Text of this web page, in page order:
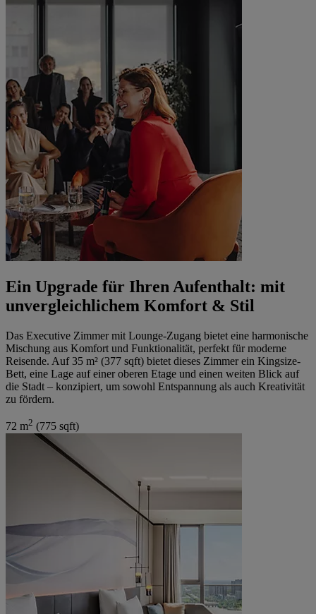
Ein Upgrade für Ihren Aufenthalt: mit
unvergleichlichem Komfort & Stil
Das Executive Zimmer mit Lounge-Zugang bietet eine harmonische
Mischung aus Komfort und Funktionalität, perfekt für moderne
Reisende. Auf 35 m² (377 sqft) bietet dieses Zimmer ein Kingsize-
Bett, eine Lage auf einer oberen Etage und einen weiten Blick auf
die Stadt – konzipiert, um sowohl Entspannung als auch Kreativität
zu fördern.
72 m2 (775 sqft)